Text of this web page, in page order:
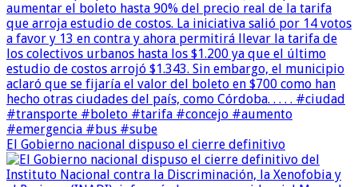
El Gobierno nacional dispuso el cierre definitivo